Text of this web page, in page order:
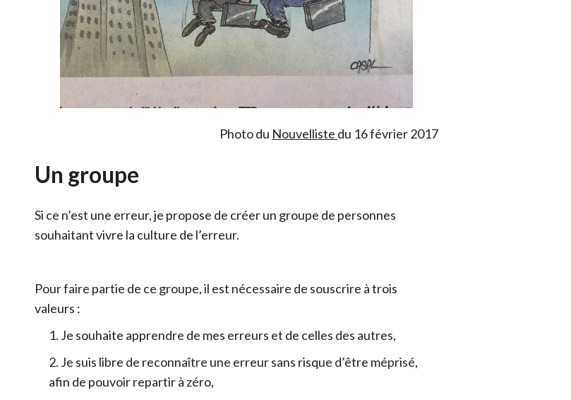
Photo du Nouvelliste du 16 février 2017
Un groupe
Si ce n’est une erreur, je propose de créer un groupe de personnes
souhaitant vivre la culture de l’erreur.
Pour faire partie de ce groupe, il est nécessaire de souscrire à trois
valeurs :
Je souhaite apprendre de mes erreurs et de celles des autres,
Je suis libre de reconnaître une erreur sans risque d’être méprisé,
afin de pouvoir repartir à zéro,